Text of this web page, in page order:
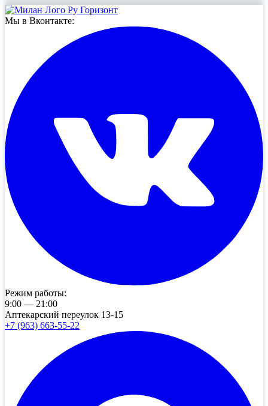
Мы в Вконтакте:
Режим работы:
9:00 — 21:00
Аптекарский переулок 13-15
+7 (963) 663-55-22